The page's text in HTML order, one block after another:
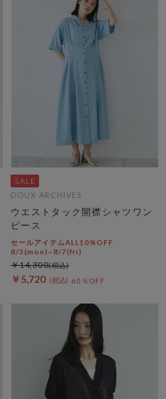
DOUX ARCHIVES
ウエストタック開襟シャツワン
ピース
セールアイテムALL10%OFF
8/3(mon)~8/7(fri)
￥5,720 60％OFF
￥14,300